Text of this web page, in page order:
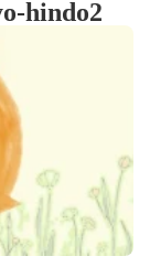
hindo2